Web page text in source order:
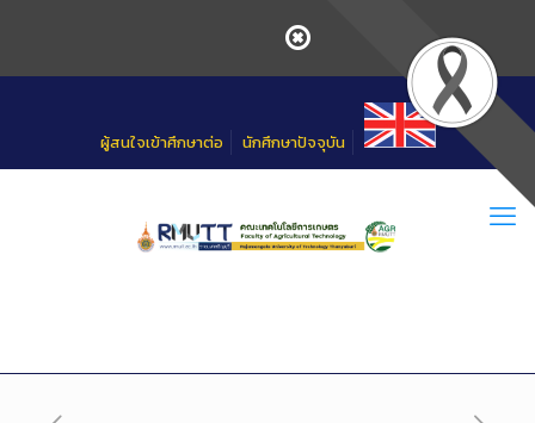
ผู้สนใจเข้าศึกษาต่อ นักศึกษาปัจจุบัน